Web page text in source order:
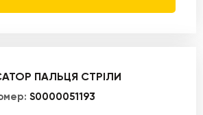
ПАЛЬЦЯ СТРІЛИ
S0000051193